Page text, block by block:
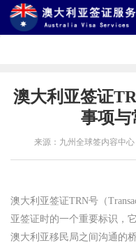
澳大利亚签证
事项与
来源：九州全球签内容中心
澳大利亚签证TRN号（
亚签证时的一个重要标识，
澳大利亚移民局之间沟通的